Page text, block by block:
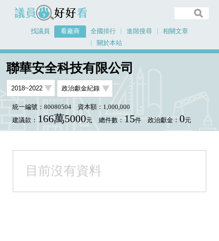
議員好好看
找議員 看廠商 全國排行 進階搜尋
相關文章
關於本站
看廠商
聯華安全科技有限公司
統一編號：80080504
資本額：1,000,000
建議款： 166萬5000元 總件數： 15件 政治獻金： 0元
目前沒有資料